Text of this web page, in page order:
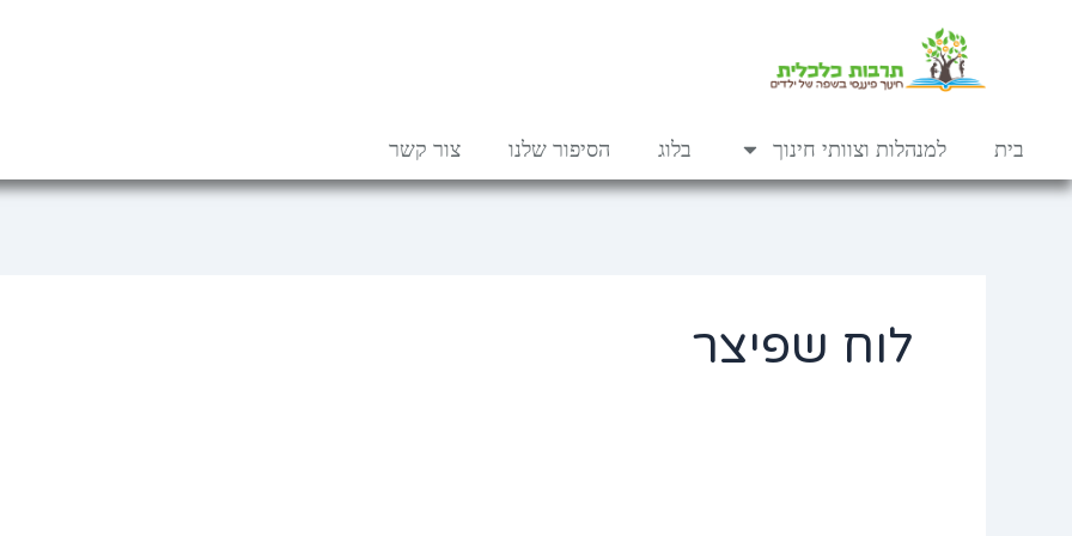
בית למנהלות וצוותי חינוך בלוג הסיפור שלנו צור קשר
לוח שפיצר